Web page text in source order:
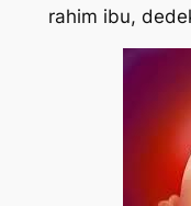
rahim ibu,